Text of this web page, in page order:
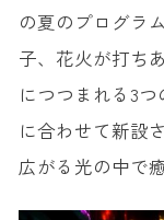
の夏のプログラ
子、花火が打ち
につつまれる3
に合わせて新設
広がる光の中で